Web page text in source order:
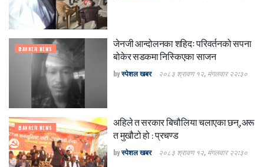
BANNER NEWS
जेनजी आन्दोलनका शहिदः परिवर्तनको सपना
बोकेर सडकमा निस्किएका साजन
byस्पेशल खबर २०८३ श्रावण १२, मंगलवार २२:३०
BANNER NEWS
अहिले त सरकार बिचौलिया चलाएका छन्,अरू
त मुखौटो हो : प्रचण्ड
byस्पेशल खबर २०८३ श्रावण १२, मंगलवार २२:३०